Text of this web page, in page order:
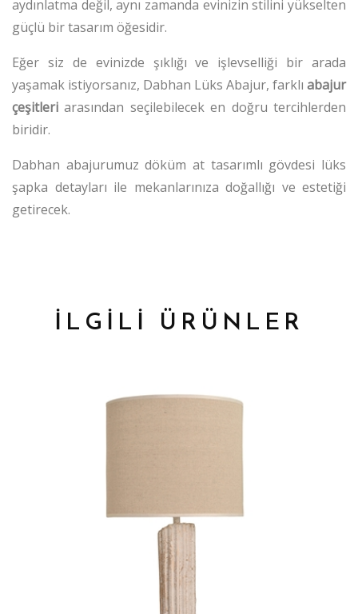
aydınlatma değil, aynı zamanda evinizin stilini yükselten
güçlü bir tasarım öğesidir.
Eğer siz de evinizde şıklığı ve işlevselliği bir arada
yaşamak istiyorsanız, Dabhan Lüks Abajur, farklı abajur
çeşitleri arasından seçilebilecek en doğru tercihlerden
biridir.
Dabhan abajurumuz döküm at tasarımlı gövdesi lüks
şapka detayları ile mekanlarınıza doğallığı ve estetiği
getirecek.
İLGİLİ ÜRÜNLER